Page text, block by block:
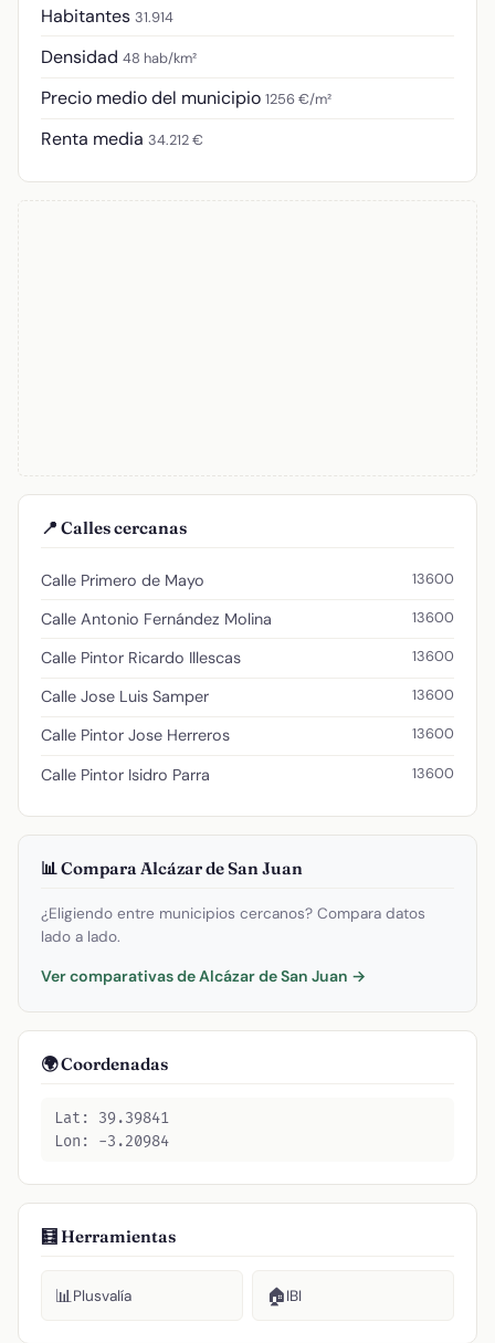
Habitantes 31.914
Densidad 48 hab/km²
Precio medio del municipio 1256 €/m²
Renta media 34.212 €
📍 Calles cercanas
Calle Primero de Mayo 13600
Calle Antonio Fernández Molina 13600
Calle Pintor Ricardo Illescas 13600
Calle Jose Luis Samper 13600
Calle Pintor Jose Herreros 13600
Calle Pintor Isidro Parra 13600
📊 Compara Alcázar de San Juan
¿Eligiendo entre municipios cercanos? Compara datos
lado a lado.
Ver comparativas de Alcázar de San Juan →
🌍 Coordenadas
Lat: 39.39841
Lon: -3.20984
🧮 Herramientas
📊Plusvalía 🏠IBI